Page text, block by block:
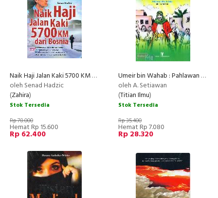
Naik Haji Jalan Kaki 5700 KM dari Bosnia
oleh Senad Hadzic
(Zahira)
Stok Tersedia
Rp 78.000
Hemat Rp 15.600
Rp 62.400
Umeir bin Wahab : Pahlawan di kala
oleh A. Setiawan
(Titian Ilmu)
Stok Tersedia
Rp 35.400
Hemat Rp 7.080
Rp 28.320